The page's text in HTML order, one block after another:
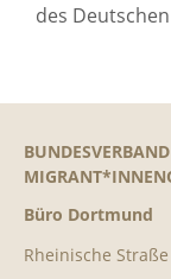
des
Büro Dortmund
Rheinische